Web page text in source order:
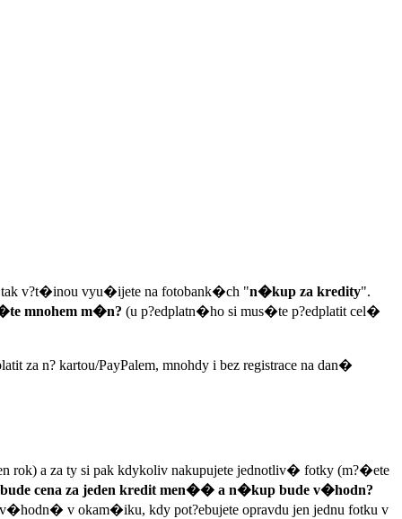
tak v?t�inou vyu�ijete na fotobank�ch "n�kup za kredity".
mnohem m�n? (u p?edplatn�ho si mus�te p?edplatit cel�
n? kartou/PayPalem, mnohdy i bez registrace na dan�
rok) a za ty si pak kdykoliv nakupujete jednotliv� fotky (m?�ete
cena za jeden kredit men�� a n�kup bude v�hodn?
v okam�iku, kdy pot?ebujete opravdu jen jednu fotku v